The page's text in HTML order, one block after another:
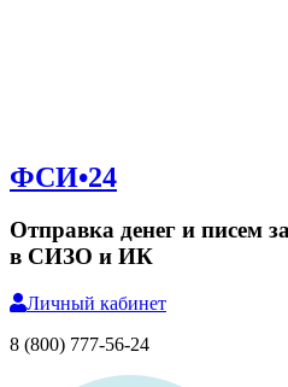
ФСИ•24
Отправка денег и писем
в СИЗО и ИК
Личный кабинет
8 (800) 777-56-24